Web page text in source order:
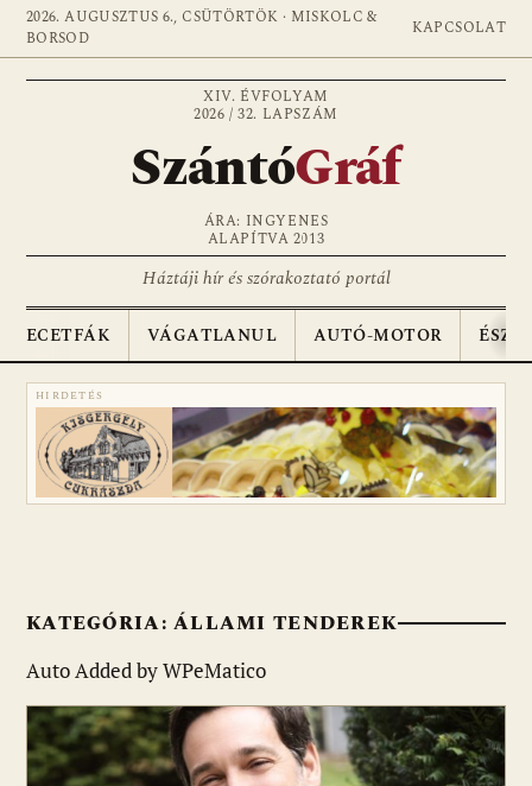
2026. AUGUSZTUS 6., CSÜTÖRTÖK · MISKOLC &
BORSOD
KAPCSOLAT
XIV. ÉVFOLYAM
2026 / 32. LAPSZÁM
SzántóGráf
ÁRA: INGYENES
ALAPÍTVA 2013
Háztáji hír és szórakoztató portál
ECETFÁK VÁGATLANUL AUTÓ-MOTOR
HIRDETÉS
KATEGÓRIA:ÁLLAMI TENDEREK
Auto Added by WPeMatico